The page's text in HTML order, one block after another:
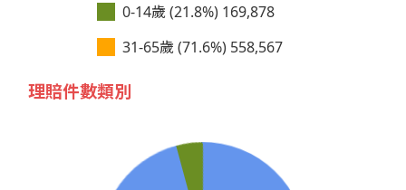
0-14歲 (21.8%) 169,878
31-65歲 (71.6%) 558,567
理賠件數類別